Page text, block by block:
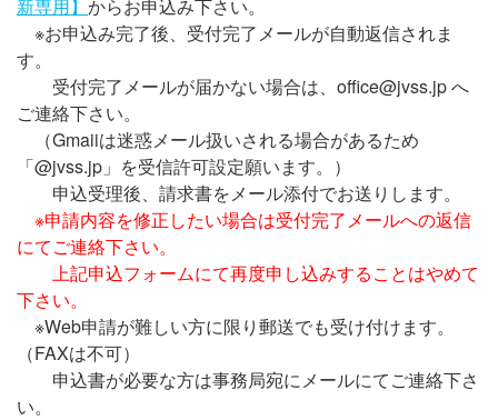
新専用】 からお申込み下さい。
※お申込み完了後、受付完了メールが自動返信されま
す。
受付完了メールが届かない場合は、office@jvss.jp へ
ご連絡下さい。
（Gmaiiは迷惑メール扱いされる場合があるため
「@jvss.jp」を受信許可設定願います。）
申込受理後、請求書をメール添付でお送りします。
※申請内容を修正したい場合は受付完了メールへの返信
にてご連絡下さい。
上記申込フォームにて再度申し込みすることはやめて
下さい。
※Web申請が難しい方に限り郵送でも受け付けます。
（FAXは不可）
申込書が必要な方は事務局宛にメールにてご連絡下さ
い。